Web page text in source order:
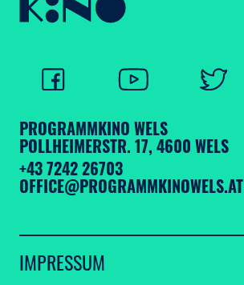
PROGRAMMKINO WELS
POLLHEIMERSTR. 17, 4600 WELS
+43 7242 26703
OFFICE@PROGRAMMKINOWELS.AT
IMPRESSUM